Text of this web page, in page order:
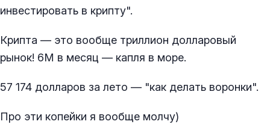
инвестировать в крипту".
Крипта — это вообще триллион долларовый
рынок! 6М в месяц — капля в море.
57 174 долларов за лето — "как делать воронки".
Про эти копейки я вообще молчу)